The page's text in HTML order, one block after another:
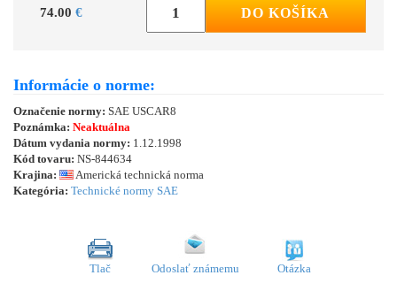
74.00 € DO KOŠÍKA
Informácie o norme:
Označenie normy: SAE USCAR8
Poznámka: Neaktuálna
Dátum vydania normy: 1.12.1998
Kód tovaru: NS-844634
Krajina:
Americká technická norma
Kategória: Technické normy SAE
Tlač Odoslať známemu Otázka